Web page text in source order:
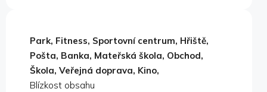
Park, Fitness, Sportovní centrum, Hřiště,
Pošta, Banka, Mateřská škola, Obchod,
Škola, Veřejná doprava, Kino,
Blízkost obsahu